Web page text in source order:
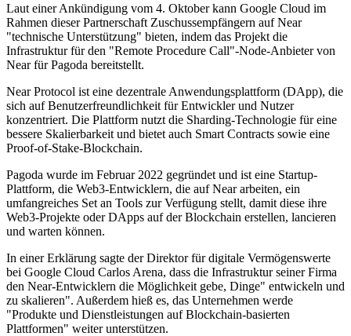
Laut einer Ankündigung vom 4. Oktober kann Google Cloud im
Rahmen dieser Partnerschaft Zuschussempfängern auf Near
"technische Unterstützung" bieten, indem das Projekt die
Infrastruktur für den "Remote Procedure Call"-Node-Anbieter von
Near für Pagoda bereitstellt.
Near Protocol ist eine dezentrale Anwendungsplattform (DApp), die
sich auf Benutzerfreundlichkeit für Entwickler und Nutzer
konzentriert. Die Plattform nutzt die Sharding-Technologie für eine
bessere Skalierbarkeit und bietet auch Smart Contracts sowie eine
Proof-of-Stake-Blockchain.
Pagoda wurde im Februar 2022 gegründet und ist eine Startup-
Plattform, die Web3-Entwicklern, die auf Near arbeiten, ein
umfangreiches Set an Tools zur Verfügung stellt, damit diese ihre
Web3-Projekte oder DApps auf der Blockchain erstellen, lancieren
und warten können.
In einer Erklärung sagte der Direktor für digitale Vermögenswerte
bei Google Cloud Carlos Arena, dass die Infrastruktur seiner Firma
den Near-Entwicklern die Möglichkeit gebe, Dinge" entwickeln und
zu skalieren". Außerdem hieß es, das Unternehmen werde
"Produkte und Dienstleistungen auf Blockchain-basierten
Plattformen" weiter unterstützen.